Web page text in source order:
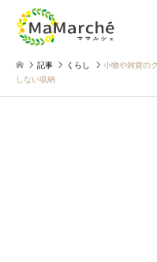
記事 くらし
小物や雑貨の
しない収納